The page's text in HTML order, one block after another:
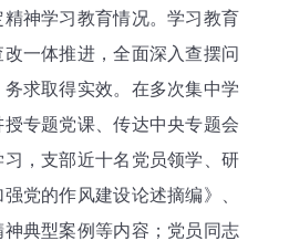
精神学习教育情况。学习教育
一体推进，全面深入查摆问
求取得实效。在多次集中学
专题党课、传达中央专题会
，支部近十名党员领学、研
党的作风建设论述摘编》、
典型案例等内容；党员同志